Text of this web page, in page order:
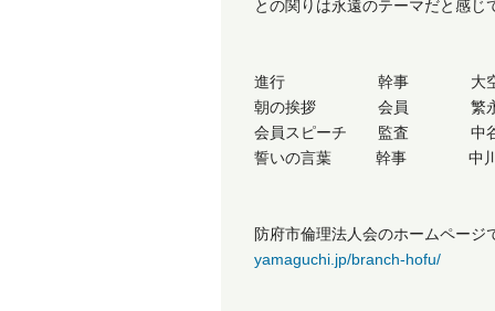
との関りは永遠のテーマだと感
進行 幹事 大空
朝の挨拶 会員 繁永
会員スピーチ 監査 中谷
誓いの言葉 幹事 中川
防府市倫理法人会のホームペー
yamaguchi.jp/branch-hofu/